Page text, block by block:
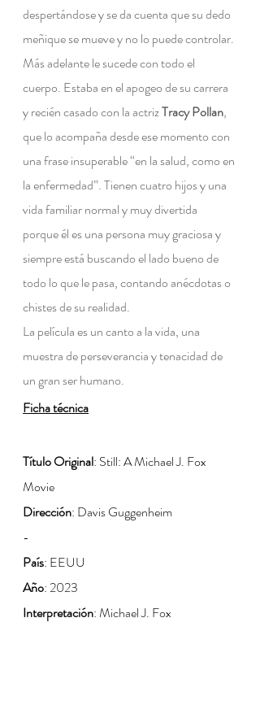
despertándose y se da cuenta que su dedo
meñique se mueve y no lo puede controlar.
Más adelante le sucede con todo el
cuerpo. Estaba en el apogeo de su carrera
y recién casado con la actriz Tracy Pollan,
que lo acompaña desde ese momento con
una frase insuperable “en la salud, como en
la enfermedad”. Tienen cuatro hijos y una
vida familiar normal y muy divertida
porque él es una persona muy graciosa y
siempre está buscando el lado bueno de
todo lo que le pasa, contando anécdotas o
chistes de su realidad.
La película es un canto a la vida, una
muestra de perseverancia y tenacidad de
un gran ser humano.
Ficha técnica
Título Original: Still: A Michael J. Fox
Movie
Dirección: Davis Guggenheim
-
País: EEUU
Año: 2023
Interpretación: Michael J. Fox